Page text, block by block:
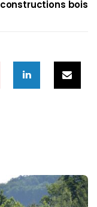
constructions bois